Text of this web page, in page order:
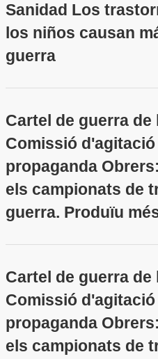
Sanidad Los
los niños causan
guerra
Cartel de guerra de
Comissió d'agitació
propaganda
els campionats de
guerra. Produïu
Cartel de guerra de
Comissió d'agitació
propaganda
els campionats de